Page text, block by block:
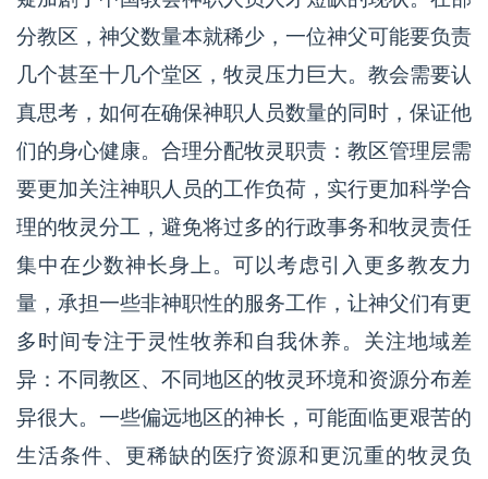
分教区，神父数量本就稀少，一位神父可能要负责
几个甚至十几个堂区，牧灵压力巨大。教会需要认
真思考，如何在确保神职人员数量的同时，保证他
们的身心健康。合理分配牧灵职责：教区管理层需
要更加关注神职人员的工作负荷，实行更加科学合
理的牧灵分工，避免将过多的行政事务和牧灵责任
集中在少数神长身上。可以考虑引入更多教友力
量，承担一些非神职性的服务工作，让神父们有更
多时间专注于灵性牧养和自我休养。关注地域差
异：不同教区、不同地区的牧灵环境和资源分布差
异很大。一些偏远地区的神长，可能面临更艰苦的
生活条件、更稀缺的医疗资源和更沉重的牧灵负